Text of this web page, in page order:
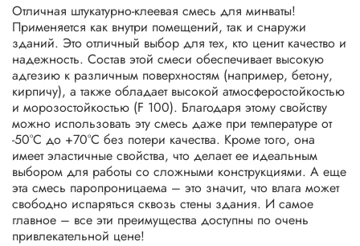
Отличная штукатурно-клеевая смесь для минваты!
Применяется как внутри помещений, так и снаружи
зданий. Это отличный выбор для тех, кто ценит качество и
надежность. Состав этой смеси обеспечивает высокую
адгезию к различным поверхностям (например, бетону,
кирпичу), а также обладает высокой атмосферостойкостью
и морозостойкостью (F 100). Благодаря этому свойству
можно использовать эту смесь даже при температуре от
-50°C до +70°C без потери качества. Кроме того, она
имеет эластичные свойства, что делает ее идеальным
выбором для работы со сложными конструкциями. А еще
эта смесь паропроницаема – это значит, что влага может
свободно испаряться сквозь стены здания. И самое
главное – все эти преимущества доступны по очень
привлекательной цене!